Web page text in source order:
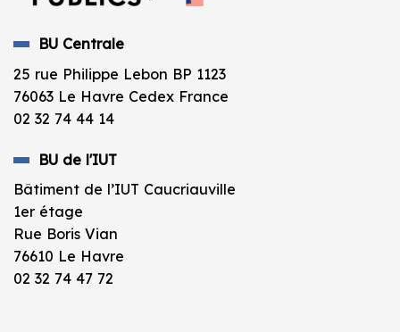
BU Centrale
25 rue Philippe Lebon BP 1123
76063 Le Havre Cedex France
02 32 74 44 14
BU de l'IUT
Bâtiment de l’IUT Caucriauville
1er étage
Rue Boris Vian
76610 Le Havre
02 32 74 47 72